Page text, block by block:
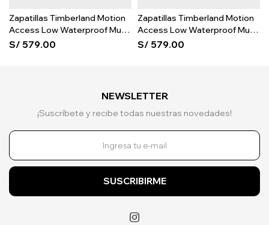
Zapatillas Timberland Motion
Access Low Waterproof Mujer
- Light Beige Suede
S/ 579.00
Zapatillas Timberland Motion
Access Low Waterproof Mujer
- Medium Beige Mesh
S/ 579.00
NEWSLETTER
¡Suscríbete y recibe todas nuestras novedades!
SUSCRIBIRME
